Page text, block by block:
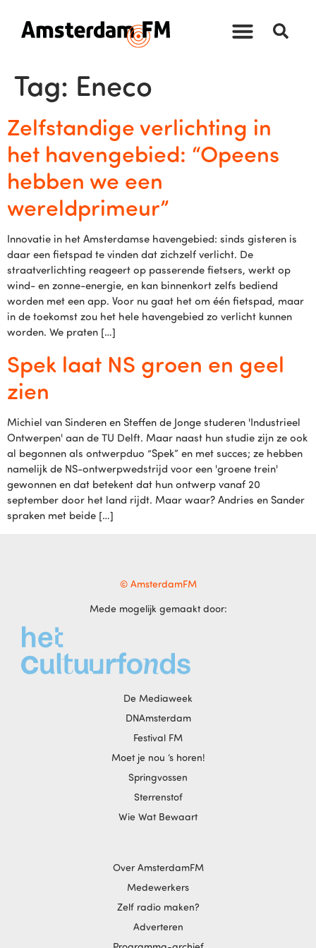
Tag: Eneco
Zelfstandige verlichting in
het havengebied: “Opeens
hebben we een
wereldprimeur”
Innovatie in het Amsterdamse havengebied: sinds gisteren is
daar een fietspad te vinden dat zichzelf verlicht. De
straatverlichting reageert op passerende fietsers, werkt op
wind- en zonne-energie, en kan binnenkort zelfs bediend
worden met een app. Voor nu gaat het om één fietspad, maar
in de toekomst zou het hele havengebied zo verlicht kunnen
worden. We praten […]
Spek laat NS groen en geel
zien
Michiel van Sinderen en Steffen de Jonge studeren 'Industrieel
Ontwerpen' aan de TU Delft. Maar naast hun studie zijn ze ook
al begonnen als ontwerpduo “Spek” en met succes; ze hebben
namelijk de NS-ontwerpwedstrijd voor een 'groene trein'
gewonnen en dat betekent dat hun ontwerp vanaf 20
september door het land rijdt. Maar waar? Andries en Sander
spraken met beide […]
© AmsterdamFM
Mede mogelijk gemaakt door:
De Mediaweek
DNAmsterdam
Festival FM
Moet je nou ‘s horen!
Springvossen
Sterrenstof
Wie Wat Bewaart
Over AmsterdamFM
Medewerkers
Zelf radio maken?
Adverteren